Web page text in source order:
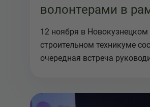
волонтерами в
Межрегионального
проекта Три
12 ноября в Новокузнецком
строительном техникуме
очередная встреча